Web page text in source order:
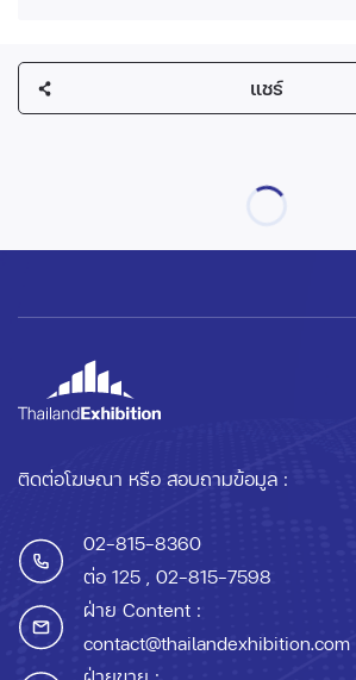
แชร์
ติดต่อโฆษณา หรือ สอบถามข้อมูล :
02-815-8360
ต่อ 125 , 02-815-7598
ฝ่าย Content :
contact@thailandexhibition.com